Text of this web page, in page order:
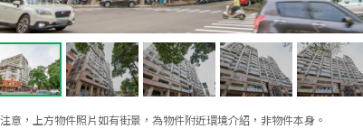
意，上方物件照片如有街景，為物件附近環境介紹，非物件本身。